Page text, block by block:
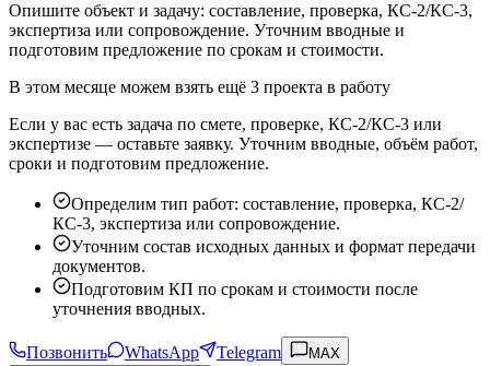
Опишите объект и задачу: составление, проверка, КС-2/КС-3,
экспертиза или сопровождение. Уточним вводные и
подготовим предложение по срокам и стоимости.
В этом месяце можем взять ещё 3 проекта в работу
Если у вас есть задача по смете, проверке, КС-2/КС-3 или
экспертизе — оставьте заявку. Уточним вводные, объём работ,
сроки и подготовим предложение.
Определим тип работ: составление, проверка, КС-2/
КС-3, экспертиза или сопровождение.
Уточним состав исходных данных и формат передачи
документов.
Подготовим КП по срокам и стоимости после
уточнения вводных.
Позвонить WhatsApp Telegram MAX